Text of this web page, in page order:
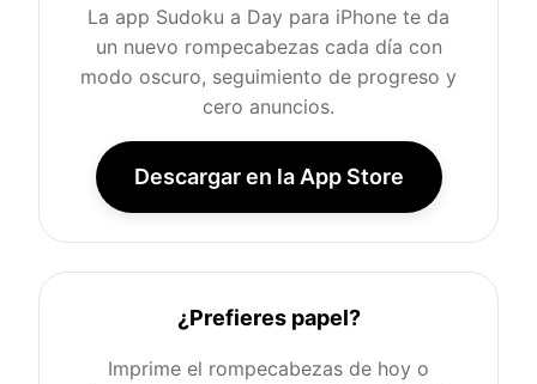
La app Sudoku a Day para iPhone te da
un nuevo rompecabezas cada día con
modo oscuro, seguimiento de progreso y
cero anuncios.
Descargar en la App Store
¿Prefieres papel?
Imprime el rompecabezas de hoy o